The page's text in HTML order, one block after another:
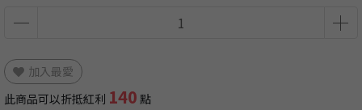
加入最愛
此商品可以折抵紅利 140 點